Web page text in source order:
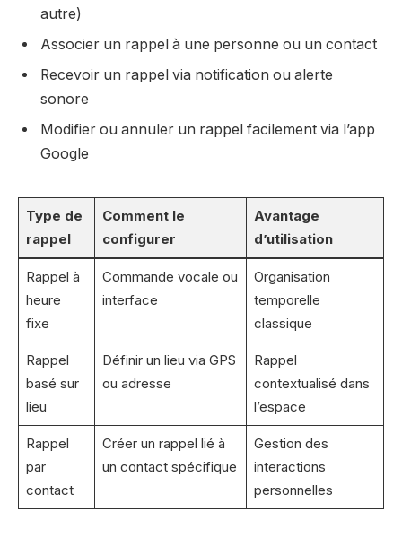
autre)
Associer un rappel à une personne ou un contact
Recevoir un rappel via notification ou alerte
sonore
Modifier ou annuler un rappel facilement via l’app
Google
Type de
rappel
Comment le
configurer
Avantage
d’utilisation
Rappel à
heure
fixe
Commande vocale ou
interface
Organisation
temporelle
classique
Rappel
basé sur
lieu
Définir un lieu via GPS
ou adresse
Rappel
contextualisé dans
l’espace
Rappel
par
contact
Créer un rappel lié à
un contact spécifique
Gestion des
interactions
personnelles